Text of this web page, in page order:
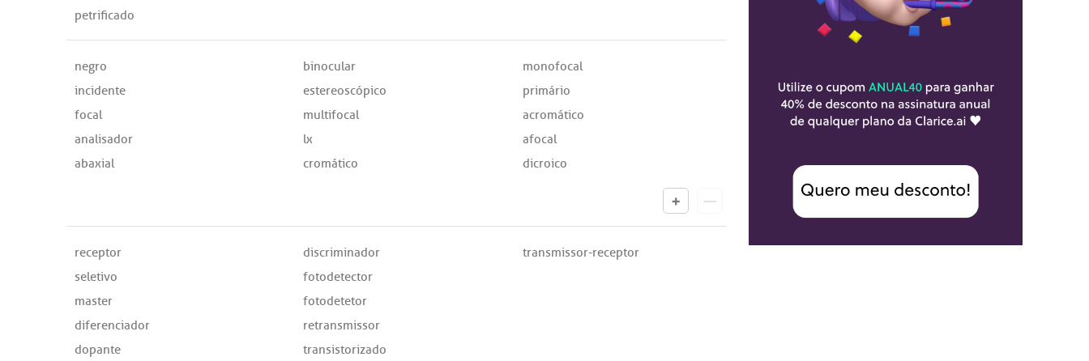
petrificado
negro
incidente
focal
analisador
abaxial
binocular
estereoscópico
multifocal
lx
cromático
monofocal
primário
acromático
afocal
dicroico
receptor
seletivo
master
diferenciador
dopante
discriminador
fotodetector
fotodetetor
retransmissor
transistorizado
transmissor-receptor